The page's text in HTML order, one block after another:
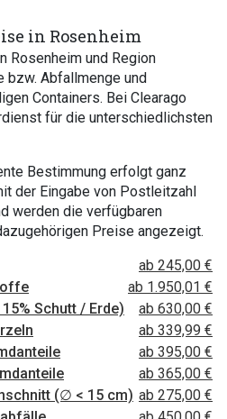
in Rosenheim
Rosenheim und Region
bzw. Abfallmenge und
Containers. Bei Clearago
für die unterschiedlichsten
Bestimmung erfolgt ganz
der Eingabe von Postleitzahl
werden die verfügbaren
Preise angezeigt.
ab 245,00 €
ab 1.950,01 €
Schutt / Erde)
ab 630,00 €
ab 339,99 €
ab 395,00 €
ab 365,00 €
(∅ < 15 cm) ab 275,00 €